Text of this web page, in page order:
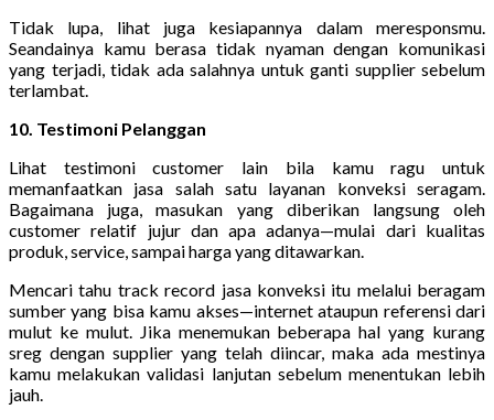
Tidak lupa, lihat juga kesiapannya dalam meresponsmu.
Seandainya kamu berasa tidak nyaman dengan komunikasi
yang terjadi, tidak ada salahnya untuk ganti supplier sebelum
terlambat.
10. Testimoni Pelanggan
Lihat testimoni customer lain bila kamu ragu untuk
memanfaatkan jasa salah satu layanan konveksi seragam.
Bagaimana juga, masukan yang diberikan langsung oleh
customer relatif jujur dan apa adanya—mulai dari kualitas
produk, service, sampai harga yang ditawarkan.
Mencari tahu track record jasa konveksi itu melalui beragam
sumber yang bisa kamu akses—internet ataupun referensi dari
mulut ke mulut. Jika menemukan beberapa hal yang kurang
sreg dengan supplier yang telah diincar, maka ada mestinya
kamu melakukan validasi lanjutan sebelum menentukan lebih
jauh.